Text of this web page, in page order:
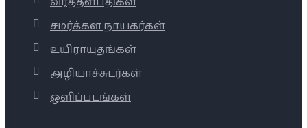
சமர்க்கள நாயகர்கள்
உயிராயுதங்கள்
அழியாச்சுடர்கள்
ஒளிப்படங்கள்